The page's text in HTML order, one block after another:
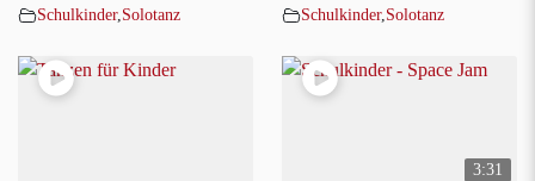
Schulkinder, Solotanz
Schulkinder, Solotanz
3:31